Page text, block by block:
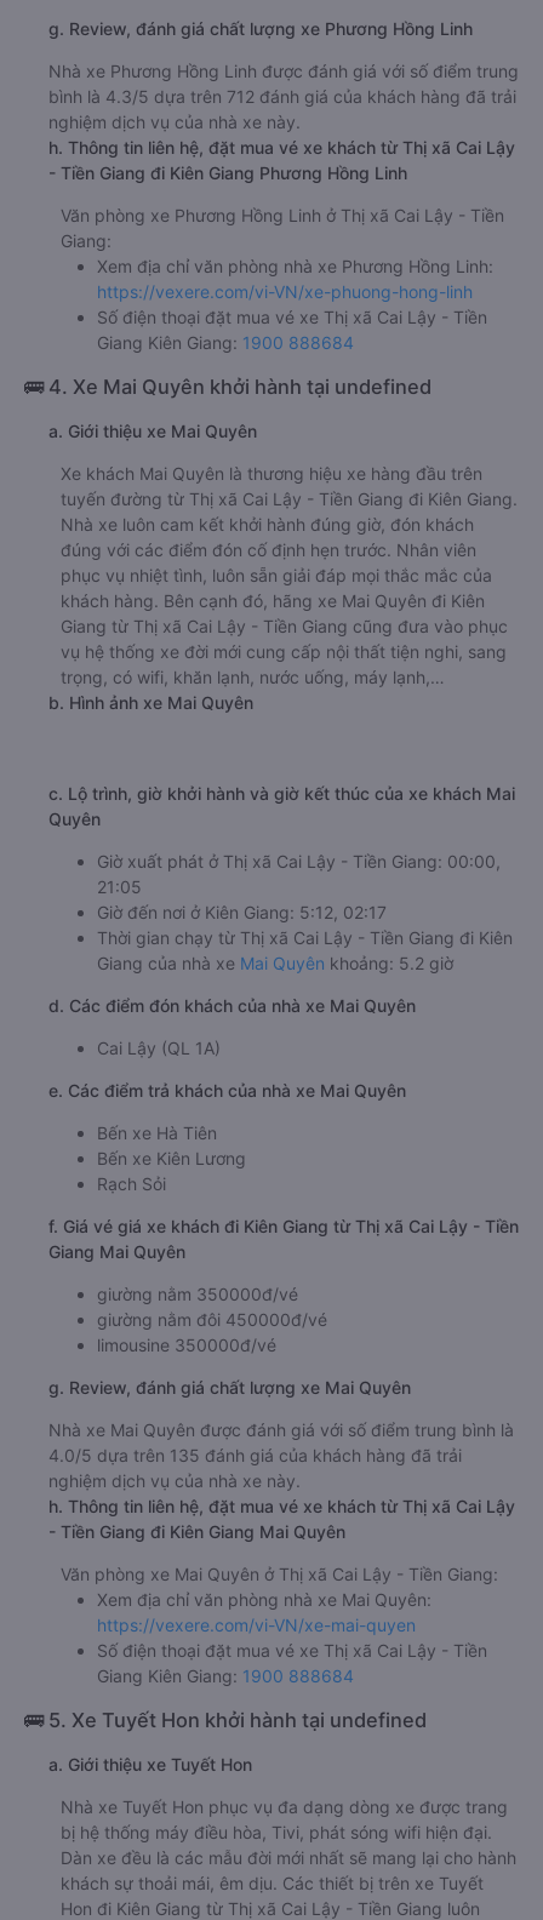
g. Review, đánh giá chất lượng xe Phương Hồng Linh
Nhà xe Phương Hồng Linh được đánh giá với số điểm trung
bình là 4.3/5 dựa trên 712 đánh giá của khách hàng đã trải
nghiệm dịch vụ của nhà xe này.
h. Thông tin liên hệ, đặt mua vé xe khách từ Thị xã Cai Lậy
- Tiền Giang đi Kiên Giang Phương Hồng Linh
Văn phòng xe Phương Hồng Linh ở Thị xã Cai Lậy - Tiền
Giang:
Xem địa chỉ văn phòng nhà xe Phương Hồng Linh:
https://vexere.com/vi-VN/xe-phuong-hong-linh
Số điện thoại đặt mua vé xe Thị xã Cai Lậy - Tiền
Giang Kiên Giang: 1900 888684
🚌 4. Xe Mai Quyên khởi hành tại undefined
a. Giới thiệu xe Mai Quyên
Xe khách Mai Quyên là thương hiệu xe hàng đầu trên
tuyến đường từ Thị xã Cai Lậy - Tiền Giang đi Kiên Giang.
Nhà xe luôn cam kết khởi hành đúng giờ, đón khách
đúng với các điểm đón cố định hẹn trước. Nhân viên
phục vụ nhiệt tình, luôn sẵn giải đáp mọi thắc mắc của
khách hàng. Bên cạnh đó, hãng xe Mai Quyên đi Kiên
Giang từ Thị xã Cai Lậy - Tiền Giang cũng đưa vào phục
vụ hệ thống xe đời mới cung cấp nội thất tiện nghi, sang
trọng, có wifi, khăn lạnh, nước uống, máy lạnh,…
b. Hình ảnh xe Mai Quyên
c. Lộ trình, giờ khởi hành và giờ kết thúc của xe khách Mai
Quyên
Giờ xuất phát ở Thị xã Cai Lậy - Tiền Giang: 00:00,
21:05
Giờ đến nơi ở Kiên Giang: 5:12, 02:17
Thời gian chạy từ Thị xã Cai Lậy - Tiền Giang đi Kiên
Giang của nhà xe Mai Quyên khoảng: 5.2 giờ
d. Các điểm đón khách của nhà xe Mai Quyên
Cai Lậy (QL 1A)
e. Các điểm trả khách của nhà xe Mai Quyên
Bến xe Hà Tiên
Bến xe Kiên Lương
Rạch Sỏi
f. Giá vé giá xe khách đi Kiên Giang từ Thị xã Cai Lậy - Tiền
Giang Mai Quyên
giường nằm 350000đ/vé
giường nằm đôi 450000đ/vé
limousine 350000đ/vé
g. Review, đánh giá chất lượng xe Mai Quyên
Nhà xe Mai Quyên được đánh giá với số điểm trung bình là
4.0/5 dựa trên 135 đánh giá của khách hàng đã trải
nghiệm dịch vụ của nhà xe này.
h. Thông tin liên hệ, đặt mua vé xe khách từ Thị xã Cai Lậy
- Tiền Giang đi Kiên Giang Mai Quyên
Văn phòng xe Mai Quyên ở Thị xã Cai Lậy - Tiền Giang:
Xem địa chỉ văn phòng nhà xe Mai Quyên:
https://vexere.com/vi-VN/xe-mai-quyen
Số điện thoại đặt mua vé xe Thị xã Cai Lậy - Tiền
Giang Kiên Giang: 1900 888684
🚌 5. Xe Tuyết Hon khởi hành tại undefined
a. Giới thiệu xe Tuyết Hon
Nhà xe Tuyết Hon phục vụ đa dạng dòng xe được trang
bị hệ thống máy điều hòa, Tivi, phát sóng wifi hiện đại.
Dàn xe đều là các mẫu đời mới nhất sẽ mang lại cho hành
khách sự thoải mái, êm dịu. Các thiết bị trên xe Tuyết
Hon đi Kiên Giang từ Thị xã Cai Lậy - Tiền Giang luôn